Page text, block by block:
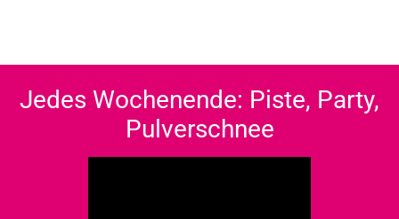
Jedes Wochenende: Piste, Party,
Pulverschnee